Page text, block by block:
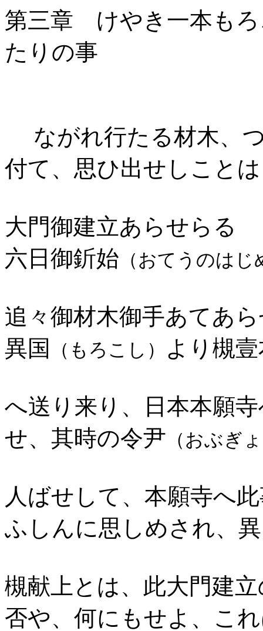
第三章 けやき一本もろ
たりの事
ながれ行たる材木、
付て、思ひ出せしこと
大門御建立あらせらる
六日御釿始 （おてうのはじ
追々御材木御手あてあ
異国
（もろこし） より槻
へ送り来り、日本本願
せ、其時の令尹 （おぶぎ
人ばせして、本願寺へ
ふしんに思しめされ、
槻献上とは、此大門建
否や、何にもせよ、こ